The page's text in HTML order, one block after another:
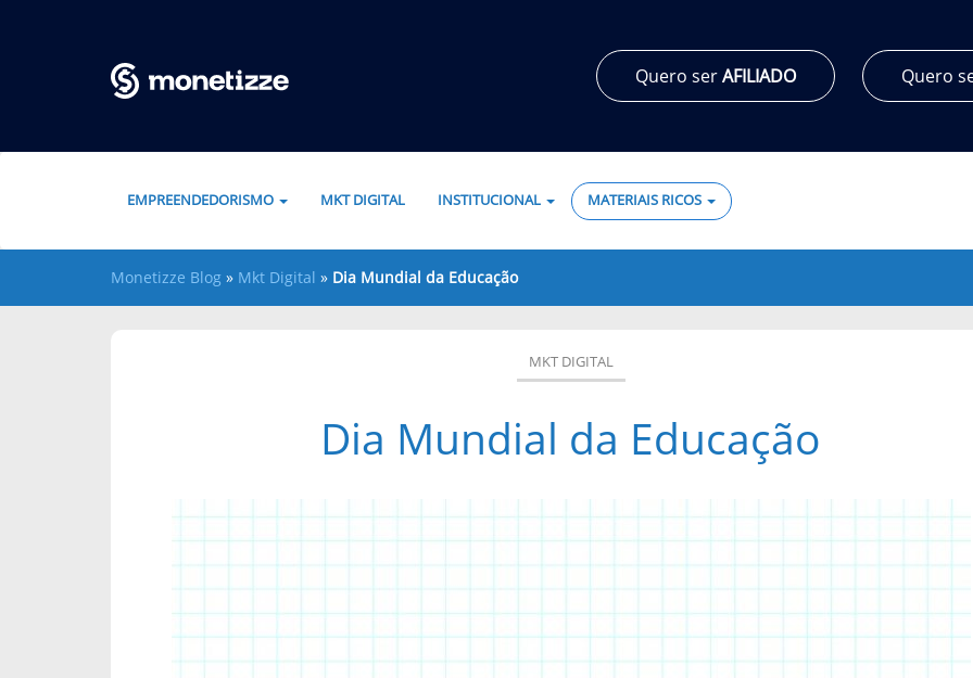
Quero serAFILIADO Quero
EMPREENDEDORISMO MKT DIGITAL INSTITUCIONAL MATERIAIS RICOS
Monetizze Blog » Mkt Digital » Dia Mundial da Educação
MKT DIGITAL
Dia Mundial da Educação